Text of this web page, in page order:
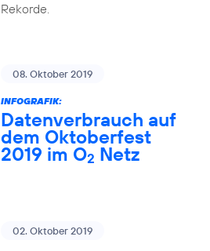
Rekorde.
08. Oktober 2019
INFOGRAFIK:
Datenverbrauch auf
dem Oktoberfest
2019 im O2 Netz
02. Oktober 2019